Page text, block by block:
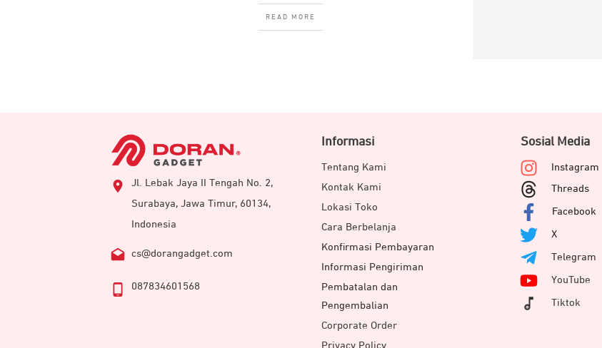
READ MORE
Jl. Lebak Jaya II Tengah No. 2,
Surabaya, Jawa Timur, 60134,
Indonesia
cs@dorangadget.com
087834601568
Informasi
Tentang Kami
Kontak Kami
Lokasi Toko
Cara Berbelanja
Konfirmasi Pembayaran
Informasi Pengiriman
Pembatalan dan
Pengembalian
Corporate Order
Privacy Policy
Sosial Media
Instagram
Threads
Facebook
X
Telegram
YouTube
Tiktok